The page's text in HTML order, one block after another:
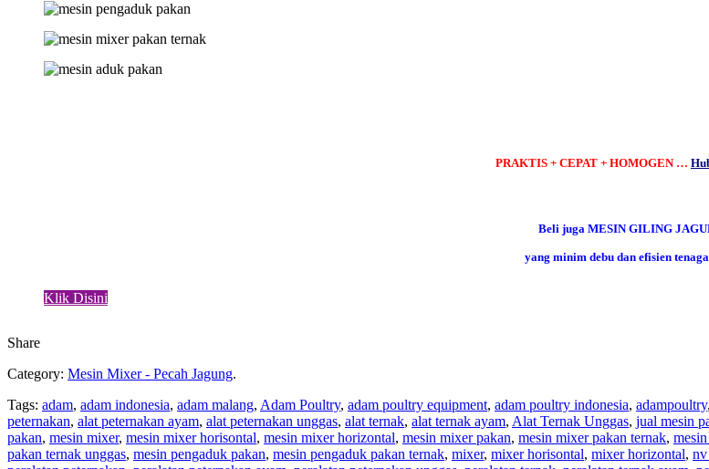
PRAKTIS + CEPAT + HOMOGEN …
Beli juga MESIN GILING
yang minim debu dan efisien
Klik Disini
Share
Category: Mesin Mixer - Pecah Jagung.
Tags: adam, adam indonesia, adam malang, Adam Poultry, adam poultry equipment, adam poultry indonesia, adampoultry,
peternakan, alat peternakan ayam, alat peternakan unggas, alat ternak, alat ternak ayam, Alat Ternak Unggas, jual mesin
pakan, mesin mixer, mesin mixer horisontal, mesin mixer horizontal, mesin mixer pakan, mesin mixer pakan ternak,
pakan ternak unggas, mesin pengaduk pakan, mesin pengaduk pakan ternak, mixer, mixer horisontal, mixer horizontal, nv